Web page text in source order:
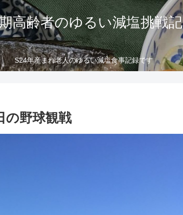
高齢者のゆるい減塩挑戦記
S24年産まれ老人のゆるい減塩食事記録です
の野球観戦